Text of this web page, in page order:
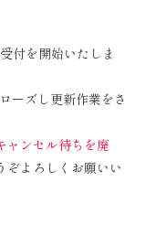
付を開始いたしま
ーズし更新作業をさ
ャンセル待ちを廃
ぞよろしくお願いい